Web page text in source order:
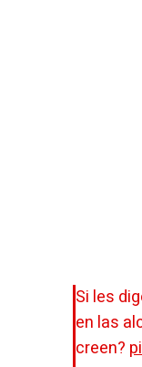
Si les digo qué hay peces en CANTIDAD
en las
creen?